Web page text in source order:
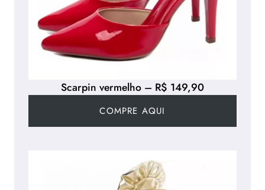
Scarpin vermelho – R$ 149,90
COMPRE AQUI